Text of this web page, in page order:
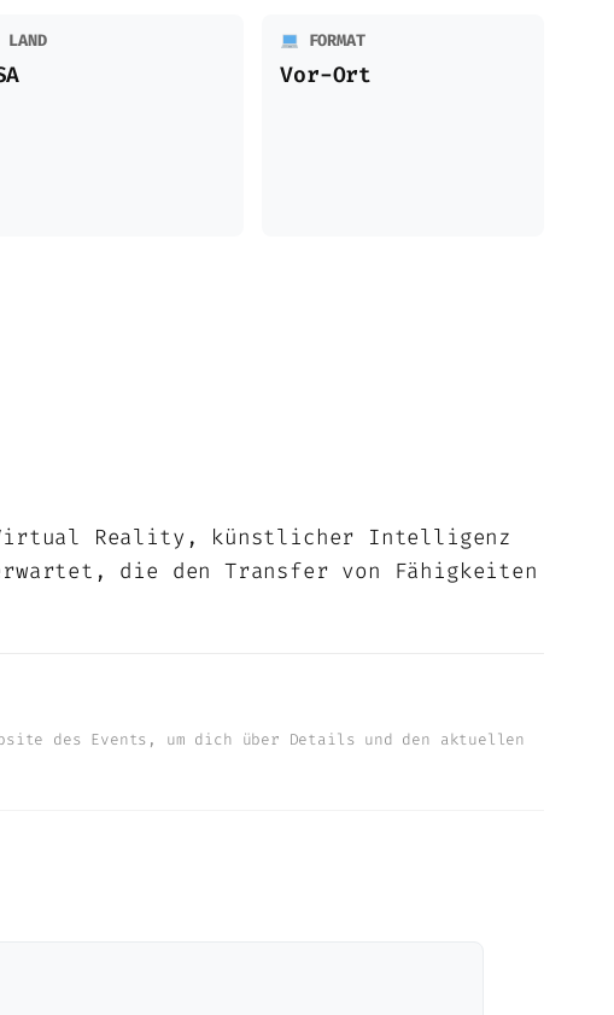
LAND FORMAT
Vor-Ort
Virtual Reality, künstlicher Intelligenz
erwartet, die den Transfer von Fähigkeiten
des Events, um dich über Details und den aktuellen